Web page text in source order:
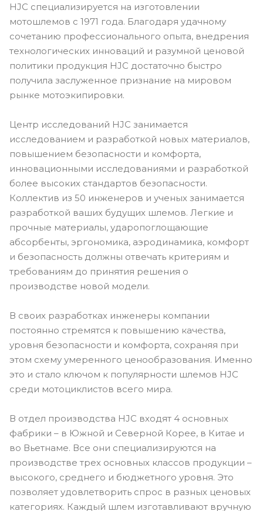
HJC специализируется на изготовлении
мотошлемов с 1971 года. Благодаря удачному
сочетанию профессионального опыта, внедрения
технологических инноваций и разумной ценовой
политики продукция HJC достаточно быстро
получила заслуженное признание на мировом
рынке мотоэкипировки.
Центр исследований HJC занимается
исследованием и разработкой новых материалов,
повышением безопасности и комфорта,
инновационными исследованиями и разработкой
более высоких стандартов безопасности.
Коллектив из 50 инженеров и ученых занимается
разработкой ваших будущих шлемов. Легкие и
прочные материалы, ударопоглощающие
абсорбенты, эргономика, аэродинамика, комфорт
и безопасность должны отвечать критериям и
требованиям до принятия решения о
производстве новой модели.
В своих разработках инженеры компании
постоянно стремятся к повышению качества,
уровня безопасности и комфорта, сохраняя при
этом схему умеренного ценообразования. Именно
это и стало ключом к популярности шлемов HJC
среди мотоциклистов всего мира.
В отдел производства HJC входят 4 основных
фабрики – в Южной и Северной Корее, в Китае и
во Вьетнаме. Все они специализируются на
производстве трех основных классов продукции –
высокого, среднего и бюджетного уровня. Это
позволяет удовлетворить спрос в разных ценовых
категориях. Каждый шлем изготавливают вручную